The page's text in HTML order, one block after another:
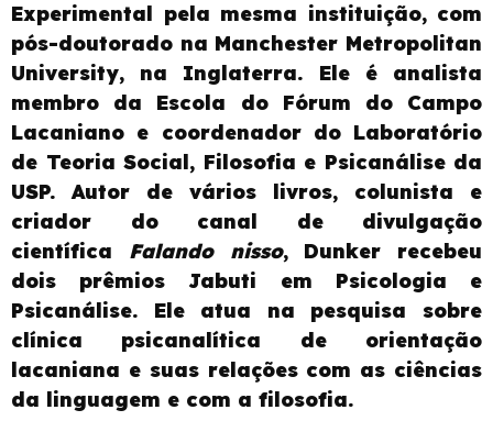
Experimental pela mesma instituição, com
pós-doutorado na Manchester Metropolitan
University, na Inglaterra. Ele é analista
membro da Escola do Fórum do Campo
Lacaniano e coordenador do Laboratório
de Teoria Social, Filosofia e Psicanálise da
USP. Autor de vários livros, colunista e
criador do canal de divulgação
científica Falando nisso, Dunker recebeu
dois prêmios Jabuti em Psicologia e
Psicanálise. Ele atua na pesquisa sobre
clínica psicanalítica de orientação
lacaniana e suas relações com as ciências
da linguagem e com a filosofia.